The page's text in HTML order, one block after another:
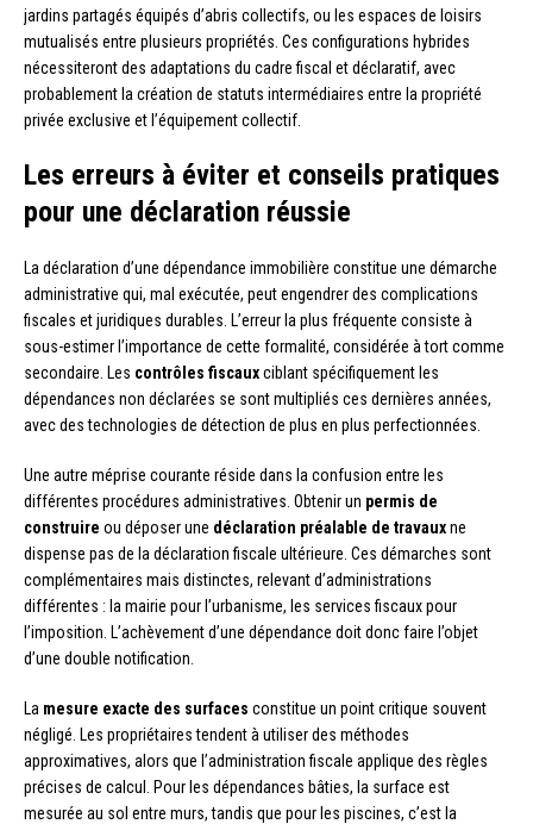
jardins partagés équipés d’abris collectifs, ou les espaces de loisirs
mutualisés entre plusieurs propriétés. Ces configurations hybrides
nécessiteront des adaptations du cadre fiscal et déclaratif, avec
probablement la création de statuts intermédiaires entre la propriété
privée exclusive et l’équipement collectif.
Les erreurs à éviter et conseils pratiques
pour une déclaration réussie
La déclaration d’une dépendance immobilière constitue une démarche
administrative qui, mal exécutée, peut engendrer des complications
fiscales et juridiques durables. L’erreur la plus fréquente consiste à
sous-estimer l’importance de cette formalité, considérée à tort comme
secondaire. Les contrôles fiscauxciblant spécifiquement les
dépendances non déclarées se sont multipliés ces dernières années,
avec des technologies de détection de plus en plus perfectionnées.
Une autre méprise courante réside dans la confusion entre les
différentes procédures administratives. Obtenir un permis de
construire ou déposer une déclaration préalable de travauxne
dispense pas de la déclaration fiscale ultérieure. Ces démarches sont
complémentaires mais distinctes, relevant d’administrations
différentes : la mairie pour l’urbanisme, les services fiscaux pour
l’imposition. L’achèvement d’une dépendance doit donc faire l’objet
d’une double notification.
La mesure exacte des surfaces constitue un point critique souvent
négligé. Les propriétaires tendent à utiliser des méthodes
approximatives, alors que l’administration fiscale applique des règles
précises de calcul. Pour les dépendances bâties, la surface est
mesurée au sol entre murs, tandis que pour les piscines, c’est la